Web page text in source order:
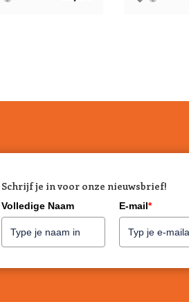
Schrijf je in voor onze nieuwsbrief!
Volledige Naam E-mail*